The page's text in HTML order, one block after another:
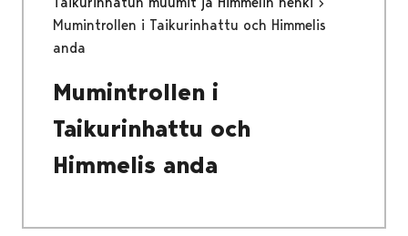
Mumintrollen i Taikurinhattu och Himmelis
anda
Mumintrollen i
Taikurinhattu och
Himmelis anda